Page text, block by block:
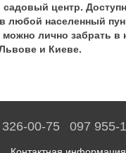
садовый центр.
любой населенный
можно лично забрать в
и Киеве.
00-75 097 955-